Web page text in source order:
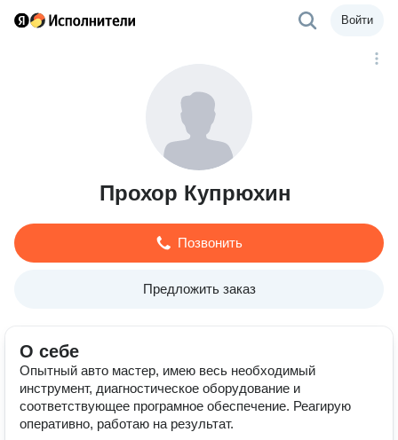
Войти
Прохор Купрюхин
Позвонить
Предложить заказ
О себе
Опытный авто мастер, имею весь необходимый
инструмент, диагностическое оборудование и
соответствующее програмное обеспечение. Реагирую
оперативно, работаю на результат.